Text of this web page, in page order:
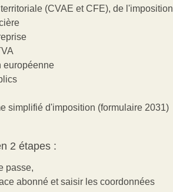
(CVAE et CFE), de l'imposition
européenne
simplifié d'imposition (formulaire 2031)
2 étapes :
passe,
abonné et saisir les coordonnées